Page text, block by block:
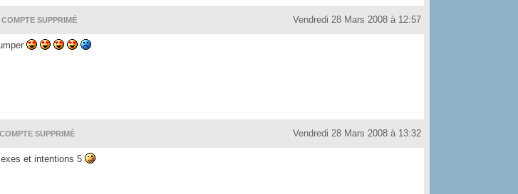
COMPTE SUPPRIMÉ Vendredi 28 Mars 2008 à 12:57
COMPTE SUPPRIMÉ Vendredi 28 Mars 2008 à 13:32
et intentions 5